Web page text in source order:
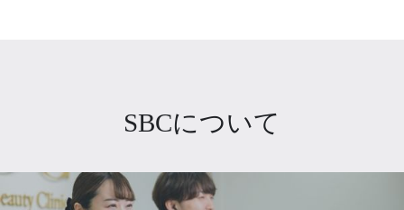
SBCについて